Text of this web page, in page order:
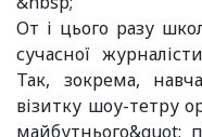
От і цього разу
сучасної
Так, зокрема,
візитку шоу-тетру
майбутнього&quot;